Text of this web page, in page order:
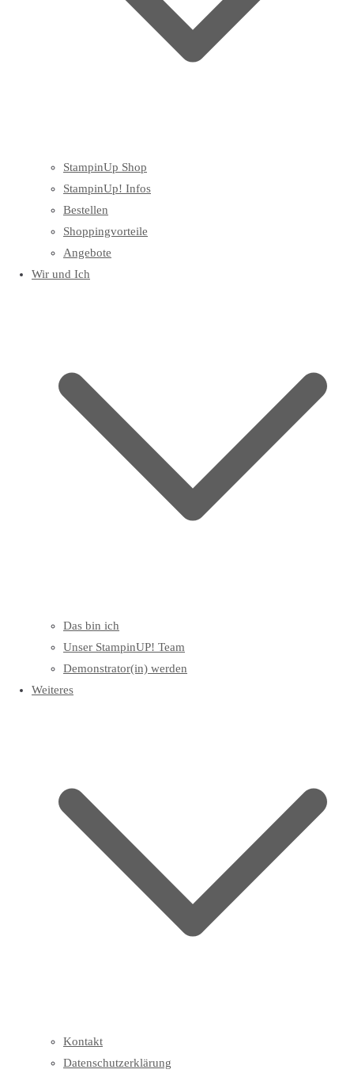
StampinUp Shop
StampinUp! Infos
Bestellen
Shoppingvorteile
Angebote
Wir und Ich
Das bin ich
Unser StampinUP! Team
Demonstrator(in) werden
Weiteres
Kontakt
Datenschutzerklärung